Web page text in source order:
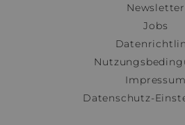
Newsletter
Jobs
Impressum
Datenschutz-